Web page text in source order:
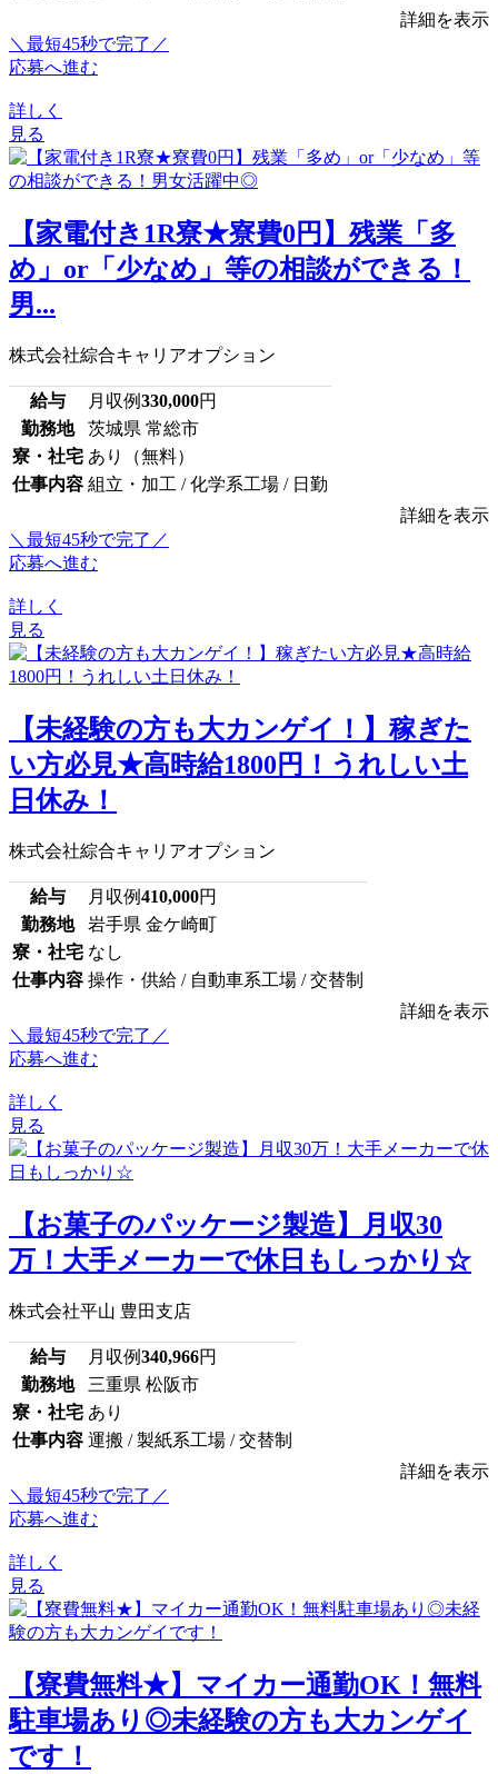
詳細を表示
＼最短45秒で完了／
応募へ進む
詳しく
見る
【家電付き1R寮★寮費0円】残業「多
め」or「少なめ」等の相談ができる！
男...
株式会社綜合キャリアオプション
給与 月収例330,000円
勤務地
茨城県 常総市
寮・社宅 あり（無料）
仕事内容 組立・加工 / 化学系工場 / 日勤
詳細を表示
＼最短45秒で完了／
応募へ進む
詳しく
見る
【未経験の方も大カンゲイ！】稼ぎた
い方必見★高時給1800円！うれしい土
日休み！
株式会社綜合キャリアオプション
給与 月収例410,000円
勤務地
岩手県 金ケ崎町
寮・社宅 なし
仕事内容 操作・供給 / 自動車系工場 / 交替制
詳細を表示
＼最短45秒で完了／
応募へ進む
詳しく
見る
【お菓子のパッケージ製造】月収30
万！大手メーカーで休日もしっかり☆
株式会社平山 豊田支店
給与 月収例340,966円
勤務地
三重県 松阪市
寮・社宅 あり
仕事内容 運搬 / 製紙系工場 / 交替制
詳細を表示
＼最短45秒で完了／
応募へ進む
詳しく
見る
【寮費無料★】マイカー通勤OK！無料
駐車場あり◎未経験の方も大カンゲイ
です！